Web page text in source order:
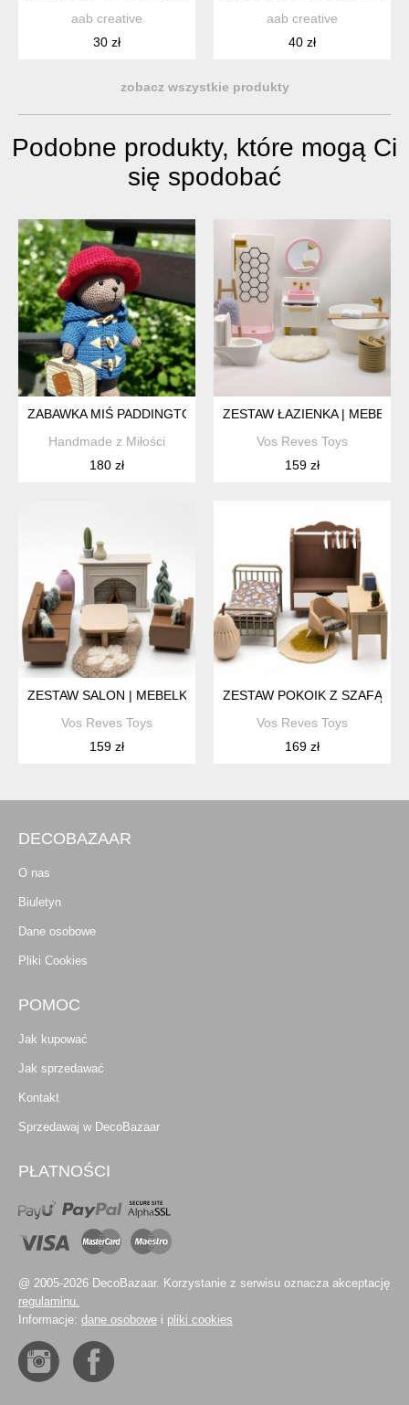
aab creative
30 zł
aab creative
40 zł
zobacz wszystkie produkty
Podobne produkty, które mogą Ci
się spodobać
ZABAWKA MIŚ PADDINGTON
Handmade z Miłości
180 zł
ZESTAW ŁAZIENKA |
Vos Reves Toys
159 zł
ZESTAW SALON | MEBELKI DLA MYSZEK
Vos Reves Toys
159 zł
ZESTAW POKOIK Z SZAFĄ |
Vos Reves Toys
169 zł
DECOBAZAAR
O nas
Biuletyn
Dane osobowe
Pliki Cookies
POMOC
Jak kupować
Jak sprzedawać
Kontakt
Sprzedawaj w DecoBazaar
PŁATNOŚCI
@ 2005-2026 DecoBazaar. Korzystanie z serwisu oznacza akceptację
regulaminu.
Informacje: dane osobowe i pliki cookies